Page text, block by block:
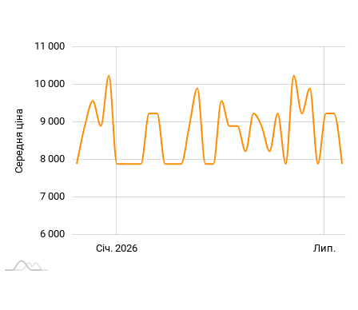
Середня ціна
6 000
7 000
8 000
9 000
11 000
10 000
Січ. 2026 Лип.